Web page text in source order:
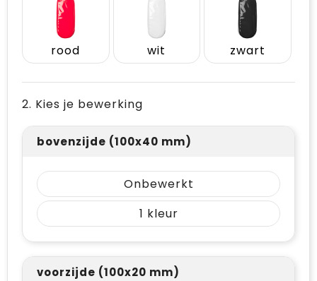
rood wit zwart
2. Kies je bewerking
bovenzijde (100x40 mm)
Onbewerkt
1
voorzijde (100x20 mm)